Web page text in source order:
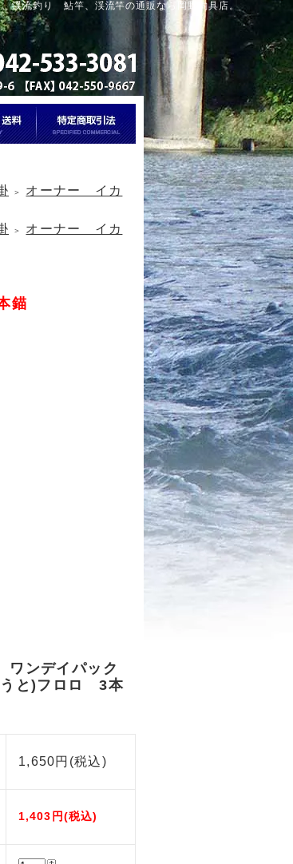
、渓流釣り 鮎竿、渓流竿の通販なら岡野釣具店。
＞
オーナー イカ
＞
オーナー イカ
錨
ワンデイパック
うと)フロロ 3本
1,650円(税込)
1,403円(税込)